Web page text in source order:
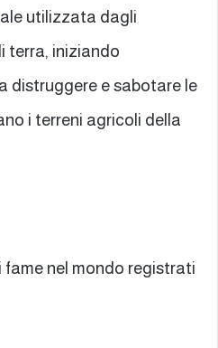
utilizzata dagli
terra, iniziando
distruggere e sabotare le
i terreni agricoli della
fame nel mondo registrati